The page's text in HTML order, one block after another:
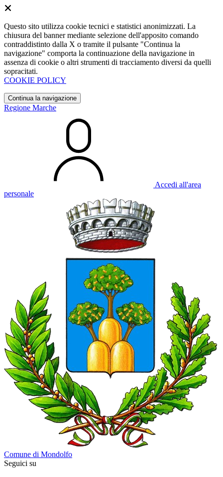
Questo sito utilizza cookie tecnici e statistici anonimizzati. La
chiusura del banner mediante selezione dell'apposito comando
contraddistinto dalla X o tramite il pulsante "Continua la
navigazione" comporta la continuazione della navigazione in
assenza di cookie o altri strumenti di tracciamento diversi da quelli
sopracitati.
COOKIE POLICY
Continua la navigazione
Regione Marche
Accedi all'area
personale
Comune di Mondolfo
Seguici su